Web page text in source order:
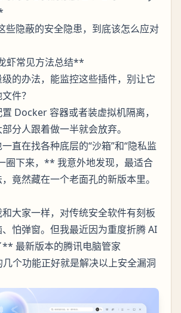
些隐蔽的安全隐患，到底该怎么应对
虾常见方法总结**
的办法，能监控这些插件，别让它
件？
Docker 容器或者装虚拟机隔离，
分人跟着做一半就会放弃。
直在找各种底层的“沙箱”和“隐私监
圈下来，** 我意外地发现，最适合
竟然藏在一个老面孔的新版本里。
大家一样，对传统安全软件有刻板
怕弹窗。但我最近因为重度折腾 AI
最新版本的腾讯电脑管家
个功能正好就是解决以上安全漏洞